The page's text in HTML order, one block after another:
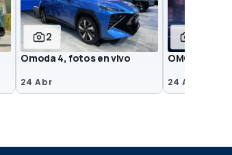
2
Omoda 4, fotos en vivo
24 Abr
OMODA 4 2027
24 Abr